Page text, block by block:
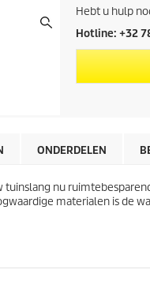
d
u
c
p
r
i
s
Hebt u hulp
Hotline: +32
ONDERDELEN
nu
materialen is de